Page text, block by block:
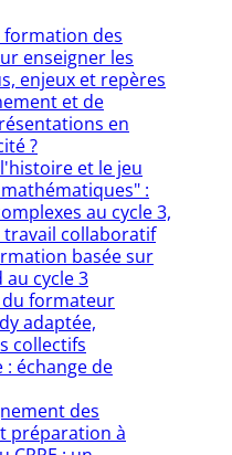
des
enseigner les
enjeux et repères
et de
en
?
et le jeu
:
au cycle 3,
collaboratif
basée sur
cycle 3
formateur
adaptée,
collectifs
: échange de
des
préparation à